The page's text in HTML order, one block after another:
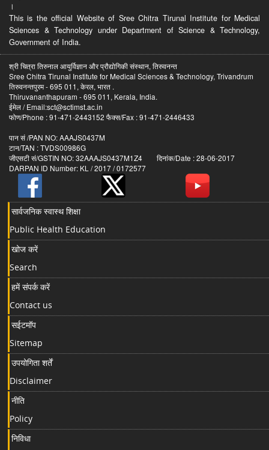
।
This is the official Website of Sree Chitra Tirunal Institute for Medical
Sciences & Technology under Department of Science & Technology,
Government of India.
श्री चित्रा तिरुनाल आयुर्विज्ञान और प्रौद्योगिकी संस्थान, तिरुवनन्त
Sree Chitra Tirunal Institute for Medical Sciences & Technology, Trivandrum
तिरुवनन्तपुरम - 695 011, केरल, भारत .
Thiruvananthapuram - 695 011, Kerala, India.
ईमेल / Email:sct@sctimst.ac.in
फोण/Phone : 91-471-2443152 फैक्स/Fax : 91-471-2446433
पान सं /PAN NO: AAAJS0437M
टान/TAN : TVDS00986G
जीएसटी सं/GSTIN NO: 32AAAJS0437M1Z4 दिनांक/Date : 28-06-2017
DARPAN ID Number: KL / 2017 / 0172577
सार्वजनिक स्वास्थ शिक्षा
Public Health Education
खोज करें
Search
हमें संपर्क करें
Contact us
सईटमॉप
Sitemap
उपयोगिता शर्तें
Disclaimer
नीति
Policy
निविधा